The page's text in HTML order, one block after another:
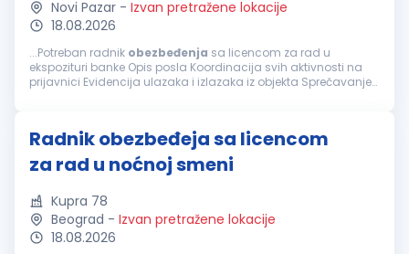
Novi Pazar - Izvan pretražene lokacije
18.08.2026
...Potreban radnik obezbeđenja sa licencom za rad u
ekspozituri banke Opis posla Koordinacija svih aktivnosti na
prijavnici Evidencija ulazaka i izlazaka iz objekta Sprečavanje
Radnik obezbeđeja sa licencom
za rad u noćnoj smeni
Kupra 78
Beograd - Izvan pretražene lokacije
18.08.2026